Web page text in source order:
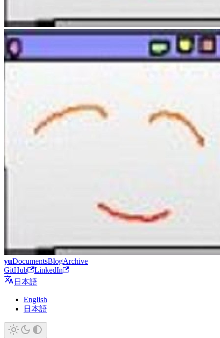
yuDocumentsBlogArchive
GitHub
LinkedIn
日本語
English
日本語